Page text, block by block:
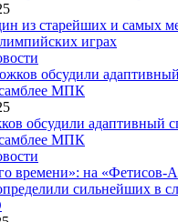
из старейших и самых
играх
обсудили адаптивный
МПК